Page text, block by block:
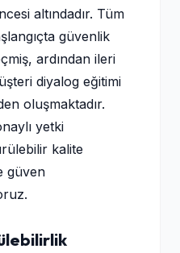
altındadır. Tüm
güvenlik
ardından ileri
diyalog eğitimi
oluşmaktadır.
yetki
kalite
güven